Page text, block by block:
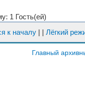
1 Гость(ей)
к началу | | Лёгкий
Главный